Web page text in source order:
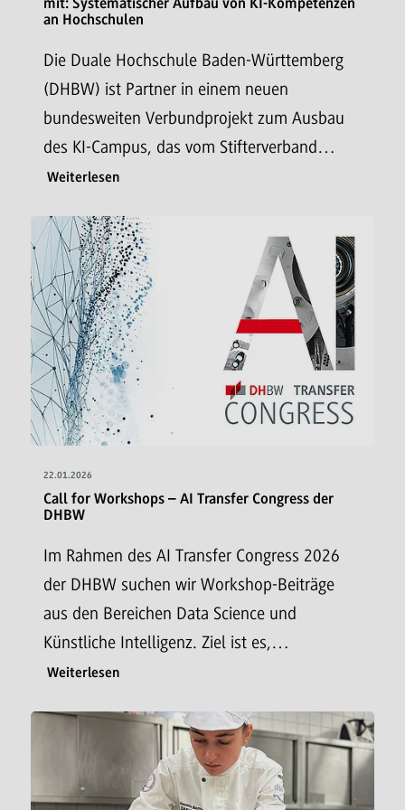
mit: Systematischer Aufbau von KI-Kompetenzen
an Hochschulen
Die Duale Hochschule Baden-Württemberg
(DHBW) ist Partner in einem neuen
bundesweiten Verbundprojekt zum Ausbau
des KI-Campus, das vom Stifterverband…
Weiterlesen
22.01.2026
Call for Workshops – AI Transfer Congress der
DHBW
Im Rahmen des AI Transfer Congress 2026
der DHBW suchen wir Workshop-Beiträge
aus den Bereichen Data Science und
Künstliche Intelligenz. Ziel ist es,…
Weiterlesen